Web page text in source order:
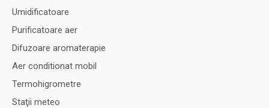
Umidificatoare
Purificatoare aer
Difuzoare aromaterapie
Aer conditionat mobil
Termohigrometre
Staţii meteo